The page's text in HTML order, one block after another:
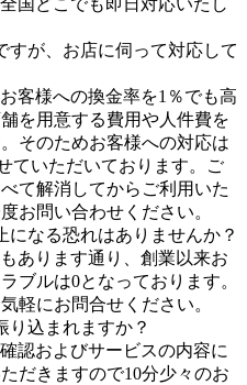
国どこでも即日対応いたし
すが、お店に伺って対応して
客様への換金率を1％でも高
を用意する費用や人件費を
そのためお客様への対応は
ていただいております。ご
て解消してからご利用いた
お問い合わせください。
になる恐れはありませんか？
あります通り、創業以来お
ブルは0となっております。
軽にお問合せください。
り込まれますか？
認およびサービスの内容に
だきますので10分少々のお